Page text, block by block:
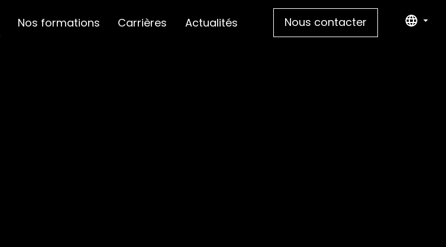
Nos formations Carrières Actualités Nous contacter